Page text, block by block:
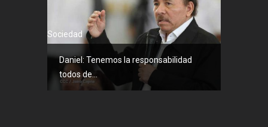
Sociedad
Daniel: Tenemos la responsabilidad
todos de...